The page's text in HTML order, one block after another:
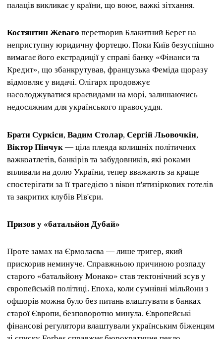
палаців викликає у країни, що воює, важкі зітхання.
Костянтин Жеваго перетворив Блакитний Берег на
неприступну юридичну фортецю. Поки Київ безуспішно
вимагає його екстрадиції у справі банку «Фінанси та
Кредит», що збанкрутував, французька Феміда щоразу
відмовляє у видачі. Олігарх продовжує
насолоджуватися краєвидами на морі, залишаючись
недосяжним для українського правосуддя.
Брати Суркіси, Вадим Столар, Сергій Льовочкін,
Віктор Пінчук — ціла плеяда колишніх політичних
важкоатлетів, банкірів та забудовників, які роками
впливали на долю України, тепер вважають за краще
спостерігати за її трагедією з вікон п'ятизіркових готелів
та закритих клубів Рів'єри.
Призов у ​​«батальйон Дубай»
Проте замах на Єрмолаєва — лише тригер, який
прискорив неминуче. Справжньою причиною розпаду
старого «батальйону Монако» став тектонічний зсув у
європейській політиці. Епоха, коли сумнівні мільйони з
офшорів можна було без питань влаштувати в банках
старої Європи, безповоротно минула. Європейські
фінансові регулятори влаштували українським біженцям